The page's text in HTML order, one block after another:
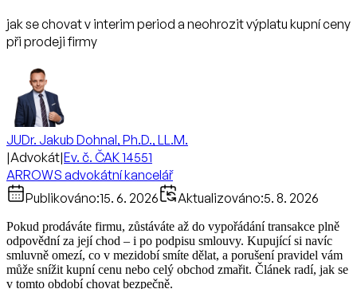
jak se chovat v interim period a neohrozit výplatu kupní ceny
při prodeji firmy
JUDr. Jakub Dohnal, Ph.D., LL.M.
|Advokát|Ev. č. ČAK 14551
ARROWS advokátní kancelář
Publikováno:15. 6. 2026 Aktualizováno:5. 8. 2026
Pokud prodáváte firmu, zůstáváte až do vypořádání transakce plně
odpovědní za její chod – i po podpisu smlouvy. Kupující si navíc
smluvně omezí, co v mezidobí smíte dělat, a porušení pravidel vám
může snížit kupní cenu nebo celý obchod zmařit. Článek radí, jak se
v tomto období chovat bezpečně.